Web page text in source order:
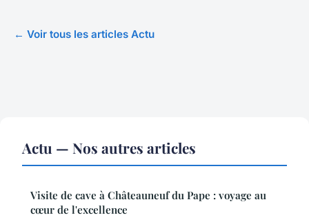
← Voir tous les articles Actu
Actu — Nos autres articles
Visite de cave à Châteauneuf du Pape : voyage au
cœur de l'excellence